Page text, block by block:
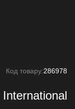
Код товару:286978